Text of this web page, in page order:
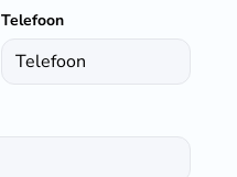
Telefoon